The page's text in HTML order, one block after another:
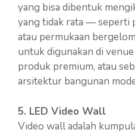
yang bisa dibentuk
yang tidak rata — seperti
atau permukaan
untuk digunakan di
produk premium, atau
arsitektur bangunan
5. LED Video Wall
Video wall adalah